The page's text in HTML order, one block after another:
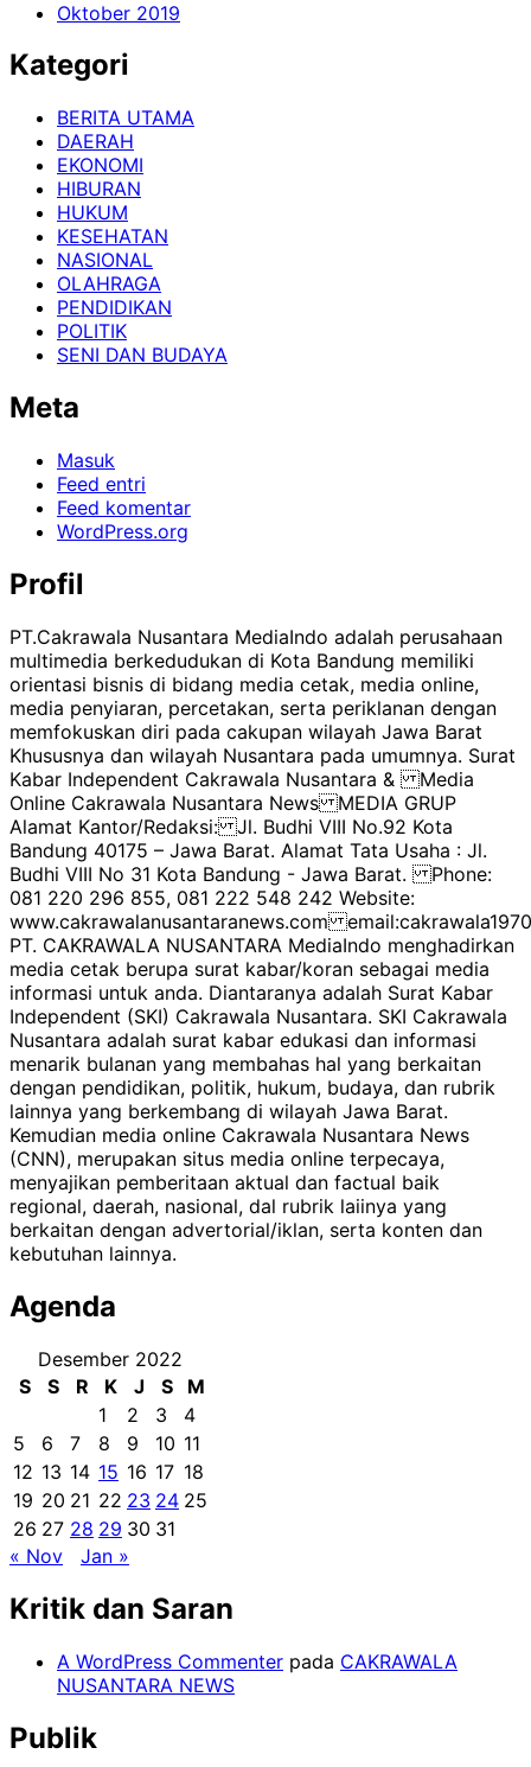
Oktober 2019
Kategori
BERITA UTAMA
DAERAH
EKONOMI
HIBURAN
HUKUM
KESEHATAN
NASIONAL
OLAHRAGA
PENDIDIKAN
POLITIK
SENI DAN BUDAYA
Meta
Masuk
Feed entri
Feed komentar
WordPress.org
Profil
PT.Cakrawala Nusantara MediaIndo adalah perusahaan
multimedia berkedudukan di Kota Bandung memiliki
orientasi bisnis di bidang media cetak, media online,
media penyiaran, percetakan, serta periklanan dengan
memfokuskan diri pada cakupan wilayah Jawa Barat
Khususnya dan wilayah Nusantara pada umumnya. Surat
Kabar Independent Cakrawala Nusantara & Media
Online Cakrawala Nusantara News MEDIA GRUP
Alamat Kantor/Redaksi: Jl. Budhi VIII No.92 Kota
Bandung 40175 – Jawa Barat. Alamat Tata Usaha : Jl.
Budhi VIII No 31 Kota Bandung - Jawa Barat. Phone:
081 220 296 855, 081 222 548 242 Website:
www.cakrawalanusantaranews.com
PT. CAKRAWALA NUSANTARA MediaIndo menghadirkan
media cetak berupa surat kabar/koran sebagai media
informasi untuk anda. Diantaranya adalah Surat Kabar
Independent (SKI) Cakrawala Nusantara. SKI Cakrawala
Nusantara adalah surat kabar edukasi dan informasi
menarik bulanan yang membahas hal yang berkaitan
dengan pendidikan, politik, hukum, budaya, dan rubrik
lainnya yang berkembang di wilayah Jawa Barat.
Kemudian media online Cakrawala Nusantara News
(CNN), merupakan situs media online terpecaya,
menyajikan pemberitaan aktual dan factual baik
regional, daerah, nasional, dal rubrik laiinya yang
berkaitan dengan advertorial/iklan, serta konten dan
kebutuhan lainnya.
Agenda
Desember 2022
S
S R K J S
M
1
2 3
4
5
6 7 8 9 10 11
12 13 14 15 16 17 18
19 20 21 22 23 24 25
26 27 28 29 30 31
« Nov
Jan »
Kritik dan Saran
A WordPress Commenter pada CAKRAWALA
NUSANTARA NEWS
Publik